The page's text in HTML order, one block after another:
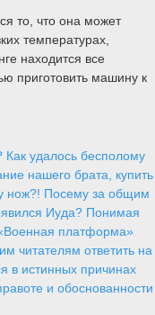
то, что она может
температурах,
находится все
приготовить машину к
Как удалось бесполому
нашего брата, купить
нож?! Посему за общим
Иуда? Понимая
платформа»
читателям ответить на
в истинных причинах
и обоснованности